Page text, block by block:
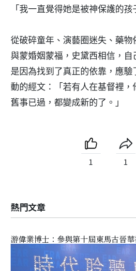
「我一直覺得她是被神保護的孩
從破碎童年、演藝圈迷失、藥物
與蒙婚姻蒙福，史黛西相信，自
是因為找到了真正的依靠，應
動的經文：「若有人在基督裡，
舊事已過，都變成新的了。」
1 1
熱門文章
游偉業博士：參與第十屆東馬古晉